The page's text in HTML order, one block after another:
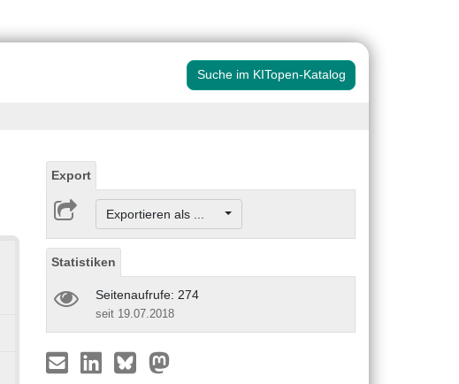
Suche im KITopen-Katalog
Export
Exportieren als ...
Statistiken
Seitenaufrufe: 274
seit 19.07.2018